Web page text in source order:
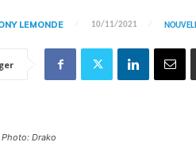
LEMONDE 10/11/2021
Drako